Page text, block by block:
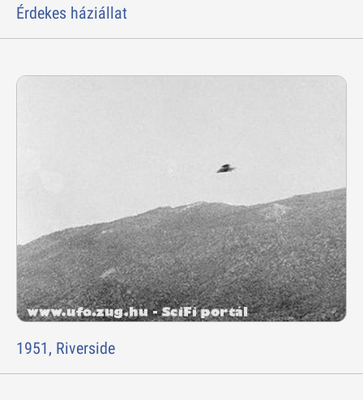
Érdekes háziállat
1951, Riverside